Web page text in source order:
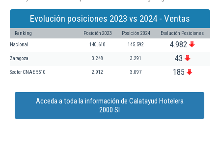
Evolución posiciones 2023 vs 2024 - Ventas
Ranking Posición 2023 Posición 2024 Evolución Posiciones
Nacional 140.610 145.592 4.982
Zaragoza 3.248 3.291 43
Sector CNAE 5510 2.912 3.097 185
Acceda a toda la información de Calatayud Hotelera
2000 Sl